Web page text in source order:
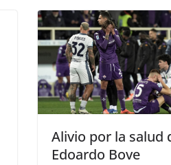
Alivio por la salud
Edoardo Bove